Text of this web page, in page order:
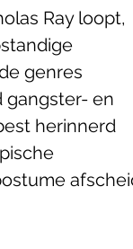
Ray loopt,
genres
gangster- en
herinnerd